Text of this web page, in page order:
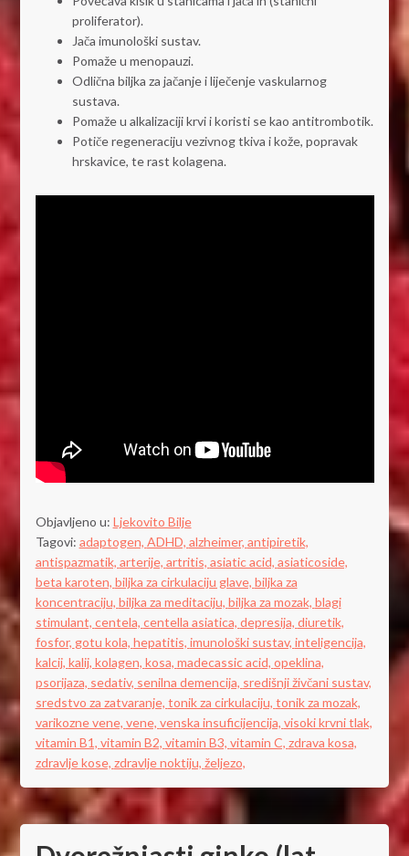
proliferator).
Jača imunološki sustav.
Pomaže u menopauzi.
Odlična biljka za jačanje i liječenje vaskularnog
sustava.
Pomaže u alkalizaciji krvi i koristi se kao antitrombotik.
Potiče regeneraciju vezivnog tkiva i kože, popravak
hrskavice, te rast kolagena.
Objavljeno u: Ljekovito Bilje
Tagovi: adaptogen, ADHD, alzheimer, antipiretik,
antispazmatik, arterije, artritis, asiatic acid, asiaticoside,
beta karoten, biljka za cirkulaciju glave, biljka za
koncentraciju, biljka za meditaciju, biljka za mozak, blagi
stimulant, centela, centella asiatica, depresija, diuretik,
fosfor, gotu kola, hepatitis, imunološki sustav, inteligencija,
kalcij, kalij, kolagen, kosa, madecassic acid, opeklina,
psorijaza, sedativ, senilna demencija, središnji živčani sustav,
sredstvo za zatvaranje, tonik za cirkulaciju, tonik za mozak,
varikozne vene, vene, venska insuficijencija, visoki krvni tlak,
vitamin B1, vitamin B2, vitamin B3, vitamin C, zdrava kosa,
zdravlje kose, zdravlje noktiju, željezo,